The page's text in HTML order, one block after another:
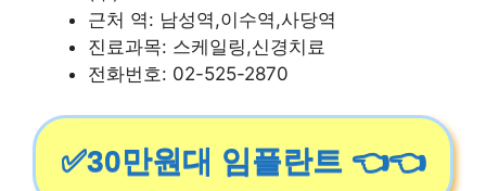
근처 역: 남성역,이수역,사당역
진료과목: 스케일링,신경치료
전화번호: 02-525-2870
✅30만원대 임플란트 👈👈